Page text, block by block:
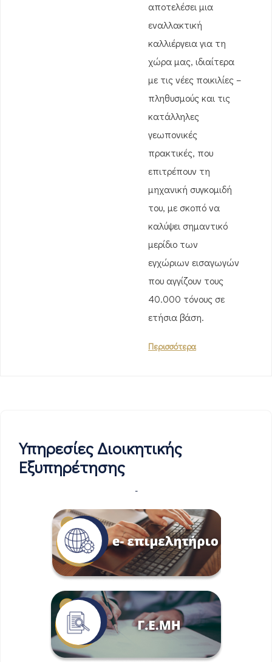
αποτελέσει μια
εναλλακτική
καλλιέργεια για τη
χώρα μας, ιδιαίτερα
με τις νέες ποικιλίες –
πληθυσμούς και τις
κατάλληλες
γεωπονικές
πρακτικές, που
επιτρέπουν τη
μηχανική συγκομιδή
του, με σκοπό να
καλύψει σημαντικό
μερίδιο των
εγχώριων εισαγωγών
που αγγίζουν τους
40.000 τόνους σε
ετήσια βάση.
Περισσότερα
Υπηρεσίες Διοικητικής
Εξυπηρέτησης
-